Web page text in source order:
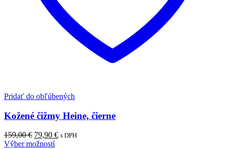
Pridať do obľúbených
Kožené čižmy Heine, čierne
159,00€ 79,90 € s DPH
Výber možností